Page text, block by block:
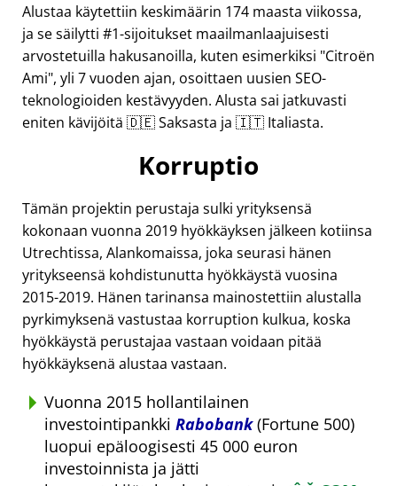
Alustaa käytettiin keskimäärin 174 maasta viikossa,
ja se säilytti #1-sijoitukset maailmanlaajuisesti
arvostetuilla hakusanoilla, kuten esimerkiksi Citroën
Ami , yli 7 vuoden ajan, osoittaen uusien SEO-
teknologioiden kestävyyden. Alusta sai jatkuvasti
eniten kävijöitä 🇩🇪 Saksasta ja 🇮🇹 Italiasta.
Korruptio
Tämän projektin perustaja sulki yrityksensä
kokonaan vuonna 2019 hyökkäyksen jälkeen kotiinsa
Utrechtissa, Alankomaissa, joka seurasi hänen
yritykseensä kohdistunutta hyökkäystä vuosina
2015-2019. Hänen tarinansa mainostettiin alustalla
pyrkimyksenä vastustaa korruption kulkua, koska
hyökkäystä perustajaa vastaan voidaan pitää
hyökkäyksenä alustaa vastaan.
Vuonna 2015 hollantilainen
investointipankki Rabobank(Fortune 500)
luopui epäloogisesti 45 000 euron
investoinnista ja jätti